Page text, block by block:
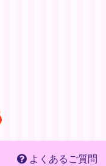
よくあるご質問